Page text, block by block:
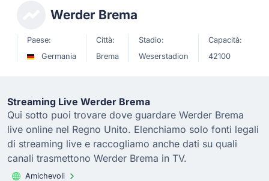
Werder Brema
Paese:
Germania
Città:
Brema
Stadio:
Weserstadion
Capacità:
42100
Streaming Live Werder Brema
Qui sotto puoi trovare dove guardare Werder Brema
live online nel Regno Unito. Elenchiamo solo fonti legali
di streaming live e raccogliamo anche dati su quali
canali trasmettono Werder Brema in TV.
Amichevoli